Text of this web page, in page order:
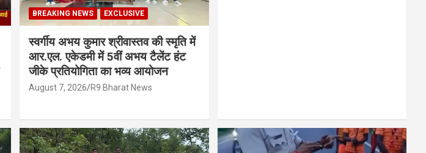
BREAKING NEWS EXCLUSIVE
स्वर्गीय अभय कुमार श्रीवास्तव की स्मृति में
आर.एल. एकेडमी में 5वीं अभय टैलेंट हंट
जीके प्रतियोगिता का भव्य आयोजन
August 7, 2026 R9 Bharat News